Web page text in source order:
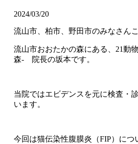
2024/03/20
流山市、柏市、野田市のみなさんこ
流山市おおたかの森にある、21動
森- 院長の坂本です。
当院ではエビデンスを元に検査・
います。
今回は猫伝染性腹膜炎（FIP）につ